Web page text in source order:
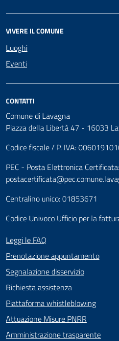
VIVERE IL COMUNE
Luoghi
Eventi
CONTATTI
Comune di Lavagna
Piazza della Libertà 47 - 16033
Codice fiscale / P. IVA:
PEC - Posta Elettronica Certificata:
Centralino unico: 01853671
Codice Univoco Ufficio per la
Leggi le FAQ
Prenotazione appuntamento
Segnalazione disservizio
Richiesta assistenza
Piattaforma whistleblowing
Attuazione Misure PNRR
Amministrazione trasparente